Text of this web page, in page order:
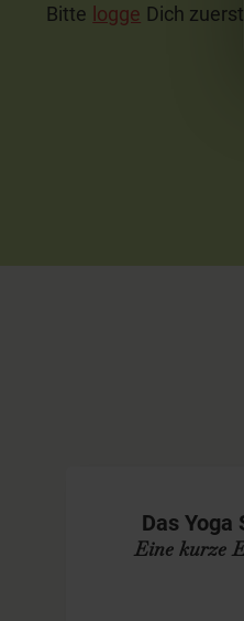
Bitte logge Dich
Das Yoga
Eine kurze